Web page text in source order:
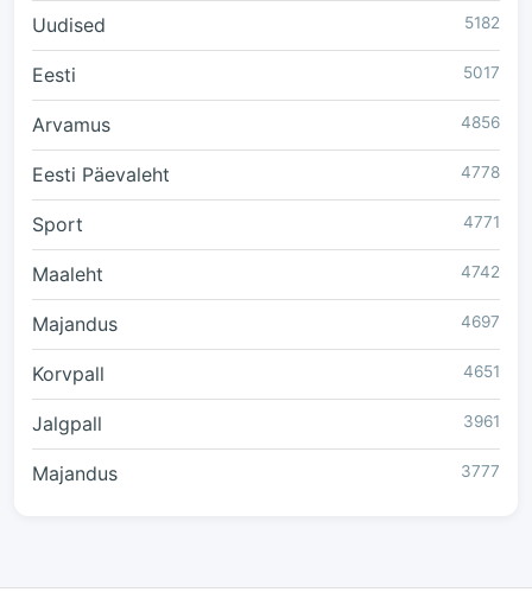
Uudised 5182
Eesti 5017
Arvamus 4856
Eesti Päevaleht 4778
Sport 4771
Maaleht 4742
Majandus 4697
Korvpall 4651
Jalgpall 3961
Majandus 3777